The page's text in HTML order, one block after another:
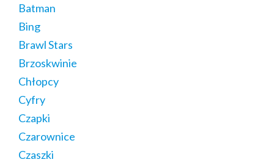
Batman
Bing
Brawl Stars
Brzoskwinie
Chłopcy
Cyfry
Czapki
Czarownice
Czaszki